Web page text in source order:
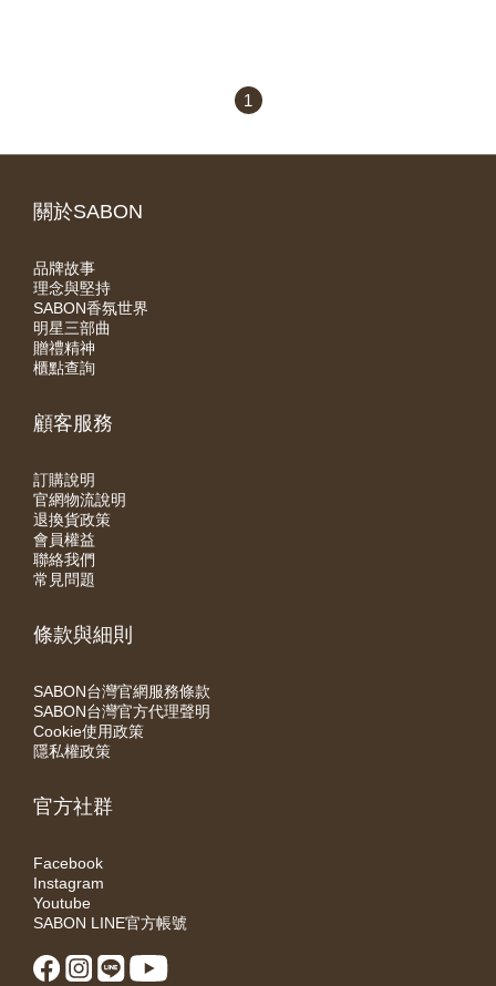
1
關於SABON
品牌故事
理念與堅持
SABON香氛世界
明星三部曲
贈禮精神
櫃點查詢
顧客服務
訂購說明
官網物流說明
退換貨政策
會員權益
聯絡我們
常見問題
條款與細則
SABON台灣官網服務條款
SABON台灣官方代理聲明
Cookie使用政策
隱私權政策
官方社群
Facebook
Instagram
Youtube
SABON LINE官方帳號